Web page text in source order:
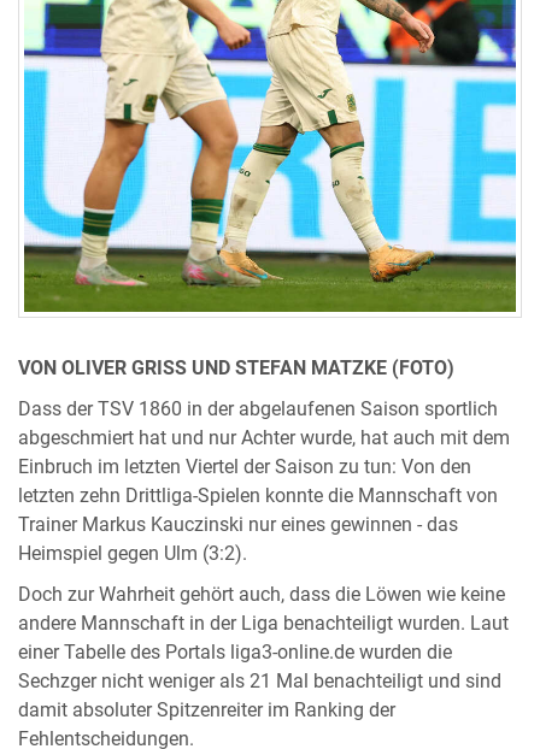
VON OLIVER GRISS UND STEFAN MATZKE (FOTO)
Dass der TSV 1860 in der abgelaufenen Saison sportlich
abgeschmiert hat und nur Achter wurde, hat auch mit dem
Einbruch im letzten Viertel der Saison zu tun: Von den
letzten zehn Drittliga-Spielen konnte die Mannschaft von
Trainer Markus Kauczinski nur eines gewinnen - das
Heimspiel gegen Ulm (3:2).
Doch zur Wahrheit gehört auch, dass die Löwen wie keine
andere Mannschaft in der Liga benachteiligt wurden. Laut
einer Tabelle des Portals liga3-online.de wurden die
Sechzger nicht weniger als 21 Mal benachteiligt und sind
damit absoluter Spitzenreiter im Ranking der
Fehlentscheidungen.